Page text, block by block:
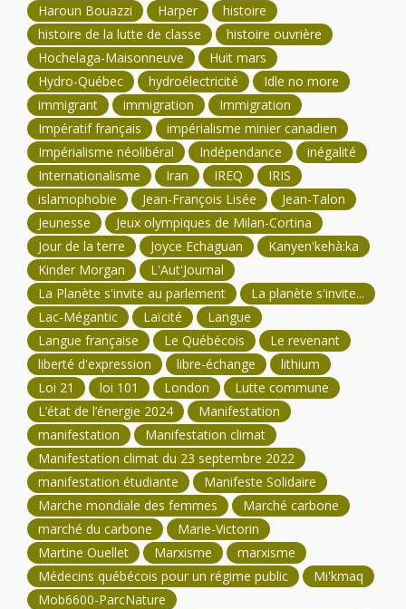
Haroun Bouazzi
Harper
histoire
histoire de la lutte de classe
histoire ouvrière
Hochelaga-Maisonneuve
Huit mars
Hydro-Québec
hydroélectricité
Idle no more
immigrant
immigration
Immigration
Impératif français
impérialisme minier canadien
Impérialisme néolibéral
Indépendance
inégalité
Internationalisme
Iran IREQ
IRIS
islamophobie
Jean-François Lisée
Jean-Talon
Jeunesse
Jeux olympiques de Milan-Cortina
Jour de la terre
Joyce Echaguan
Kanyen'kehà:ka
Kinder Morgan
L'Aut'Journal
La Planète s'invite au parlement
La planète s'invite...
Lac-Mégantic
Laïcité
Langue
Langue française
Le Québécois
Le revenant
liberté d'expression
libre-échange
lithium
Loi 21
loi 101 London
Lutte commune
L’état de l’énergie 2024
Manifestation
manifestation
Manifestation climat
Manifestation climat du 23 septembre 2022
manifestation étudiante
Manifeste Solidaire
Marche mondiale des femmes
Marché carbone
marché du carbone
Marie-Victorin
Martine Ouellet
Marxisme
marxisme
Médecins québécois pour un régime public
Mi'kmaq
Mob6600-ParcNature